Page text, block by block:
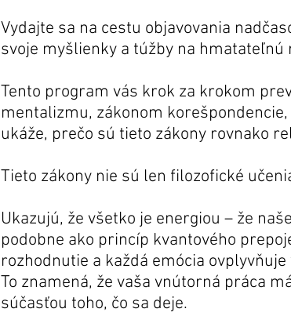
Vydajte sa na cestu objavovania
svoje myšlienky a túžby na hmatateľnú
Tento program vás krok za krokom
mentalizmu, zákonom
ukáže, prečo sú tieto zákony rovnako
Tieto zákony nie sú len filozofické
Ukazujú, že všetko je energiou – že
podobne ako princíp kvantového
rozhodnutie a každá emócia
To znamená, že vaša vnútorná práca
súčasťou toho, čo sa deje.